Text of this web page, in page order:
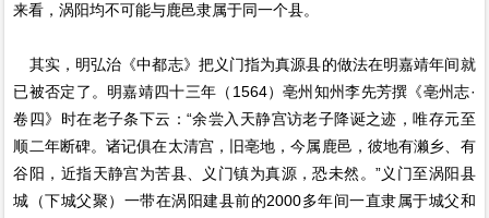
来看，涡阳均不可能与鹿邑隶属于同一个县。
其实，明弘治《中都志》把义门指为真源县的做法在明嘉靖年间就
已被否定了。明嘉靖四十三年（1564）亳州知州李先芳撰《亳州志·
卷四》时在老子条下云：“余尝入天静宫访老子降诞之迹，唯存元至
顺二年断碑。诸记俱在太清宫，旧亳地，今属鹿邑，彼地有濑乡、有
谷阳，近指天静宫为苦县、义门镇为真源，恐未然。”义门至涡阳县
城（下城父聚）一带在涡阳建县前的2000多年间一直隶属于城父和